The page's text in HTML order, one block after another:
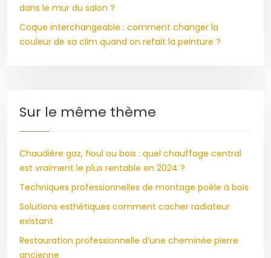
dans le mur du salon ?
Coque interchangeable : comment changer la
couleur de sa clim quand on refait la peinture ?
Sur le même thème
Chaudière gaz, fioul ou bois : quel chauffage central
est vraiment le plus rentable en 2024 ?
Techniques professionnelles de montage poêle à bois
Solutions esthétiques comment cacher radiateur
existant
Restauration professionnelle d’une cheminée pierre
ancienne